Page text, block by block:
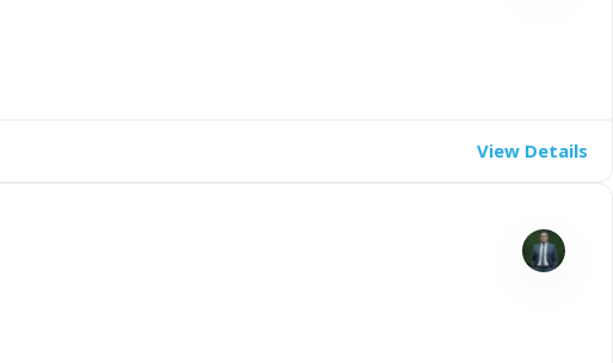
View Details